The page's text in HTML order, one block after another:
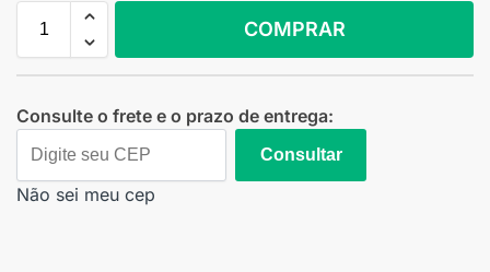
COMPRAR
Consulte o frete e o prazo de entrega:
Consultar
Não sei meu cep